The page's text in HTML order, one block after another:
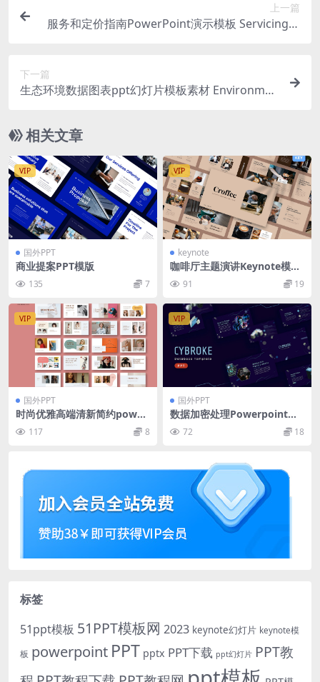
上一篇
服务和定价指南PowerPoint演示模板 Servicing &
下一篇
生态环境数据图表ppt幻灯片模板素材 Environmen
相关文章
VIP
国外PPT
商业提案PPT模版
135 7
VIP
keynote
咖啡厅主题演讲Keynote模板
Croffee – Coffee Shop Keyn
ote Template
91 19
VIP
国外PPT
时尚优雅高端清新简约power
point幻灯片演示模板（ppt
x）117 8
VIP
国外PPT
数据加密处理Powerpoint幻
灯片模板 Cybroke – Powerp
oint Template
72 18
标签
51ppt模板 51PPT模板网 2023 keynote幻灯片 keynote模
板 powerpoint PPT pptx PPT下载 ppt幻灯片 PPT教